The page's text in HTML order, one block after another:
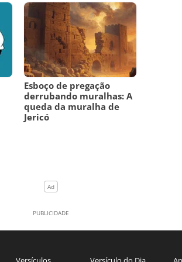
Esboço de pregação
derrubando muralhas: A
queda da muralha de
Jericó